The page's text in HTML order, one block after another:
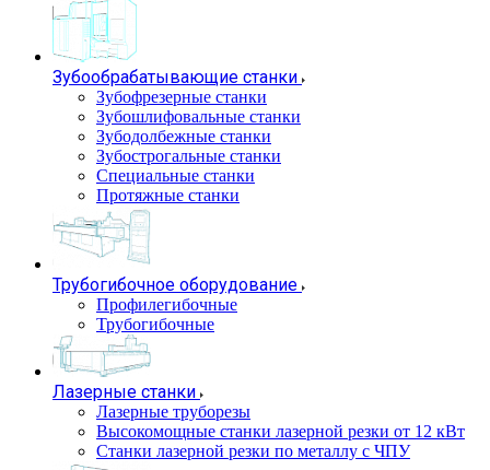
Зубообрабатывающие станки
Зубофрезерные станки
Зубошлифовальные станки
Зубодолбежные станки
Зубострогальные станки
Специальные станки
Протяжные станки
Трубогибочное оборудование
Профилегибочные
Трубогибочные
Лазерные станки
Лазерные труборезы
Высокомощные станки лазерной резки от 12 кВт
Станки лазерной резки по металлу с ЧПУ